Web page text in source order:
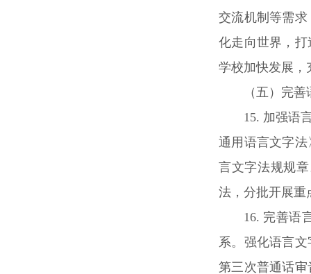
交流机制等需
化走向世界，
学校加快发展，
（五）完
15. 加强语
通用语言文字
言文字法规规
法，分批开展重
16. 完善语
系。强化语言
第三次普通话